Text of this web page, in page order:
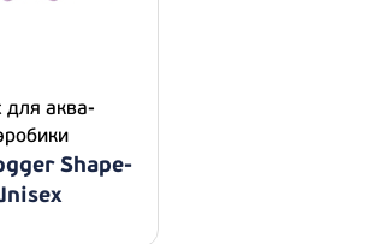
для аква-
Shape-